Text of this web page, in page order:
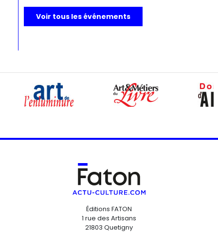
Voir tous les événements
Éditions FATON
1 rue des Artisans
21803 Quetigny